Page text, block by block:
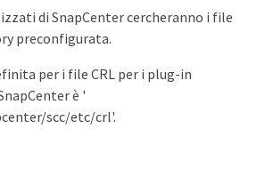
di SnapCenter cercheranno i file
preconfigurata.
per i file CRL per i plug-in
è '
scc/etc/crl'.